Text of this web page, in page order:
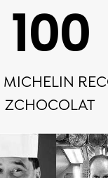
100
MICHELIN
ZCHOCOLAT